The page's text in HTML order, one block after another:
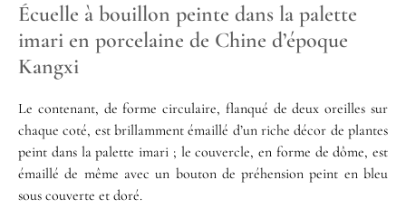
Écuelle à bouillon peinte dans la palette
imari en porcelaine de Chine d’époque
Kangxi
Le contenant, de forme circulaire, flanqué de deux oreilles sur
chaque coté, est brillamment émaillé d’un riche décor de plantes
peint dans la palette imari ; le couvercle, en forme de dôme, est
émaillé de même avec un bouton de préhension peint en bleu
sous couverte et doré.